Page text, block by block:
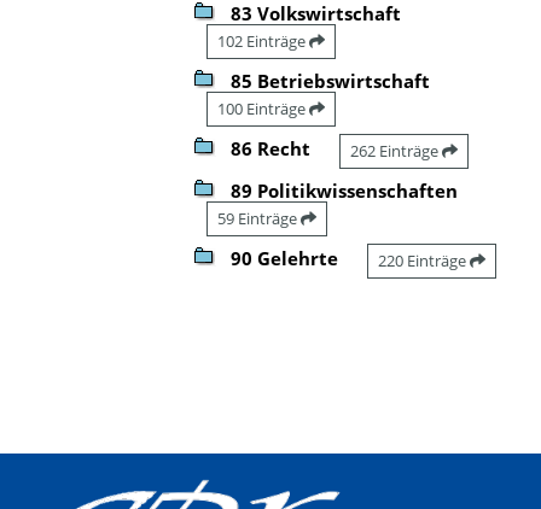
83 Volkswirtschaft
102 Einträge
85 Betriebswirtschaft
100 Einträge
86 Recht 262 Einträge
89 Politikwissenschaften
59 Einträge
90 Gelehrte 220 Einträge